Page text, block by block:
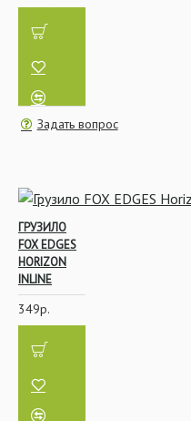
Задать вопрос
ГРУЗИЛО
FOX EDGES
HORIZON
INLINE
349р.